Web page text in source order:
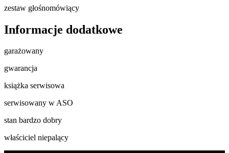
zestaw głośnomówiący
Informacje dodatkowe
garażowany
gwarancja
książka serwisowa
serwisowany w ASO
stan bardzo dobry
właściciel niepalący